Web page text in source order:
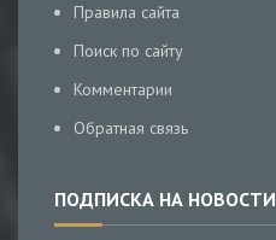
Правила сайта
Поиск по сайту
Комментарии
Обратная связь
ПОДПИСКА НА НОВОСТИ